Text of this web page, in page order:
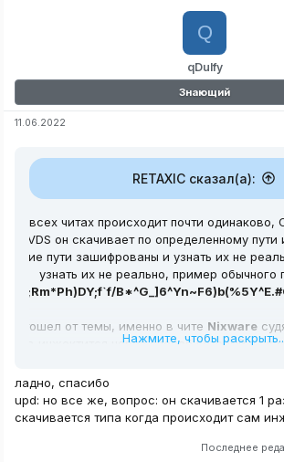
qDulfy
Q
Знающий
11.06.2022
RETAXIC сказал(а):
во всех читах происходит почти одинаково,
/ VDS он скачивает по определенному
такие пути зашифрованы и узнать их не
узнать их не реально, пример обычного
отошел от темы, именно в чите Nixware
годов инжектится через способ который я
Нажмите, чтобы
ладно, спасибо
upd: но все же, вопрос: он скачивается 1
скачивается типа когда происходит сам
Последнее